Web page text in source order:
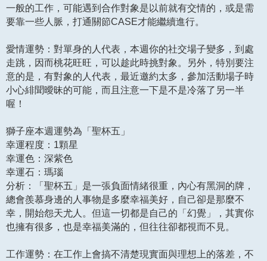
一般的工作，可能遇到合作對象是以前就有交情的，或是需
要靠一些人脈，打通關節CASE才能繼續進行。
愛情運勢：對單身的人代表，本週你的社交場子變多，到處
走跳，因而桃花旺旺，可以趁此時挑對象。另外，特別要注
意的是，有對象的人代表，最近邀約太多，參加活動場子時
小心緋聞曖昧的可能，而且注意一下是不是冷落了另一半
喔！
獅子座本週運勢為「聖杯五」
幸運程度：1顆星
幸運色：深紫色
幸運石：瑪瑙
分析：「聖杯五」是一張負面情緒很重，內心有黑洞的牌，
總會羨慕身邊的人事物是多麼幸福美好，自己卻是那麼不
幸，開始怨天尤人。但這一切都是自己的「幻覺」，其實你
也擁有很多，也是幸福美滿的，但往往卻都視而不見。
工作運勢：在工作上會搞不清楚現實面與理想上的落差，不